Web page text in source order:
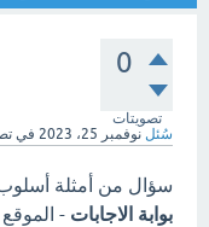
0
تصويتات
سُئل نوفمبر 25، 2023 في
سؤال من أمثلة
بوابة الاجابات - الموقع